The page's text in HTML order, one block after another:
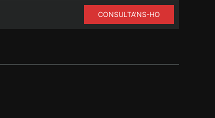
CONSULTA'NS-HO